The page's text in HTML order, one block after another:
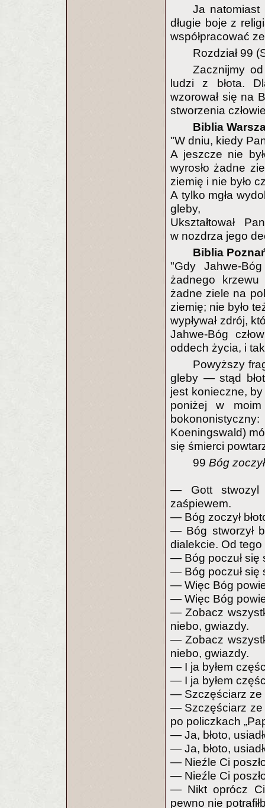
Ja natomiast
długie boje z
współpracować
Rozdział 99
Zacznijmy
ludzi z błota.
wzorował się na
stworzenia
Biblia
"W dniu, kiedy
A jeszcze nie
wyrosło żadne
ziemię i nie było
A tylko mgła
gleby,
Ukształtował
w nozdrza jego
Biblia
"Gdy Jahwe-
żadnego
żadne ziele na
ziemię; nie było
wypływał zdrój,
Jahwe-Bóg
oddech życia, i
Powyższy
gleby — stąd
jest konieczne,
poniżej w moim
Koeningswald)
się śmierci
99 Bóg
— Gott stwozyl
zaśpiewem.
— Bóg zoczył
— Bóg stworzył
dialekcie. Od
— Bóg poczuł się
— Bóg poczuł się
— Więc Bóg
— Więc Bóg
— Zobacz
niebo, gwiazdy.
— Zobacz
niebo, gwiazdy.
— I ja byłem
— I ja byłem
— Szczęściarz ze
— Szczęściarz ze
po policzkach
— Ja, błoto,
— Ja, błoto,
— Nieźle Ci
— Nieźle Ci
— Nikt oprócz
pewno nie